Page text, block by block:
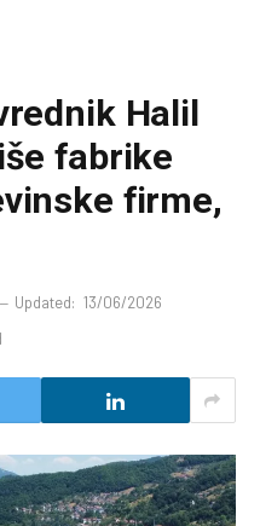
Halil
fabrike
firme,
Updated: 13/06/2026